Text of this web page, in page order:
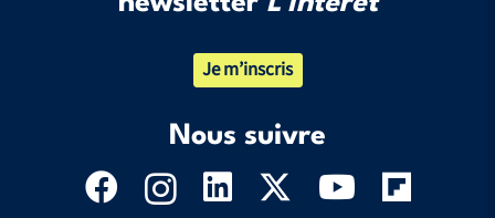
Je m’inscris
Nous suivre